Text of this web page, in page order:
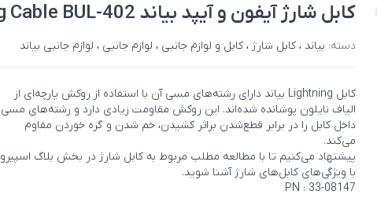
کابل شارژ آیفون و آیپد بیاند USB-A to Lightning Cable BUL-402
دسته: بیاند ، کابل شارژ ، کابل و لوازم جانبی ، لوازم جانبی ، لوازم جانبی بیاند
کابل Lightning بیاند دارای رشته‌های مسی آن با استفاده از روکش پارچه‌ای از
الیاف نایلون پوشانده شده‌اند. این روکش مقاومت زیادی دارد و رشته‌های مسی
داخل کابل را در برابر قطع‌شدن براثر کشیدن، خم شدن و گره خوردن مقاوم
می‌کند.
پیشنهاد می‌کنیم تا با مطالعه مطلب مربوط به کابل شارژ در بخش بلاگ اسپیرو
با ویژگی‌های کابل‌های شارژ آشنا شوید.
PN : 33-08147